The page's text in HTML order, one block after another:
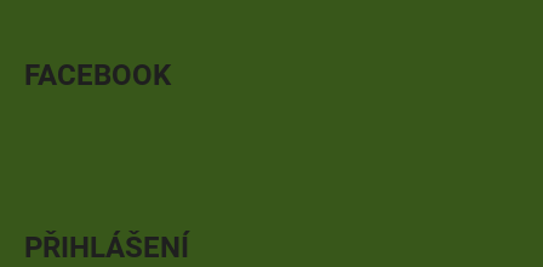
FACEBOOK
PŘIHLÁŠENÍ